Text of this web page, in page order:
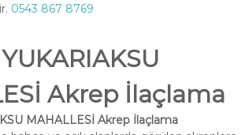
0543 867 8769
Akrep İlaçlama
MAHALLESİ Akrep İlaçlama